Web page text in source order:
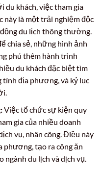
du khách, việc tham gia
này là một trải nghiệm độc
du lịch thông thường.
chia sẻ, những hình ảnh
phú thêm hành trình
du khách đặc biệt tìm
địa phương, và kỷ lục
Việc tổ chức sự kiện quy
gia của nhiều doanh
vụ, nhân công. Điều này
phương, tạo ra công ăn
ngành du lịch và dịch vụ.